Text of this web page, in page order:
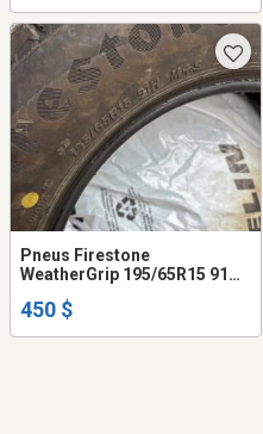
Pneus Firestone
WeatherGrip 195/65R15 91H
450 $